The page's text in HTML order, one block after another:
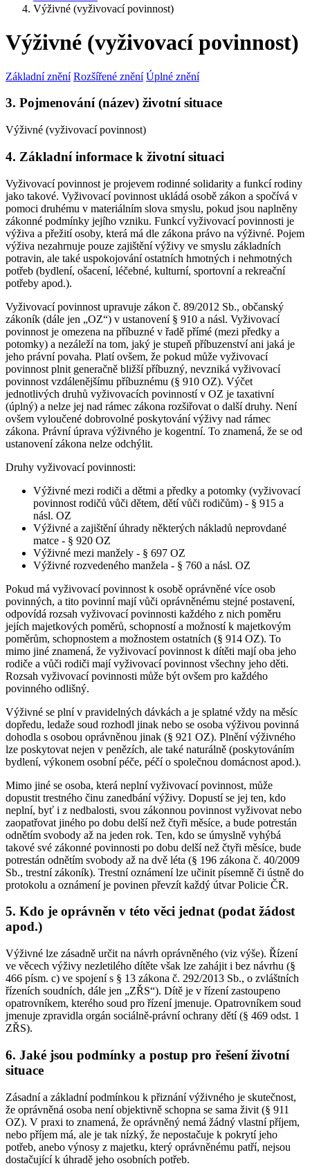
Výživné (vyživovací povinnost)
Výživné (vyživovací povinnost)
Základní znění Rozšířené znění Úplné znění
3. Pojmenování (název) životní situace
Výživné (vyživovací povinnost)
4. Základní informace k životní situaci
Vyživovací povinnost je projevem rodinné solidarity a funkcí rodiny
jako takové. Vyživovací povinnost ukládá osobě zákon a spočívá v
pomoci druhému v materiálním slova smyslu, pokud jsou naplněny
zákonné podmínky jejího vzniku. Funkcí vyživovací povinnosti je
výživa a přežití osoby, která má dle zákona právo na výživné. Pojem
výživa nezahrnuje pouze zajištění výživy ve smyslu základních
potravin, ale také uspokojování ostatních hmotných i nehmotných
potřeb (bydlení, ošacení, léčebné, kulturní, sportovní a rekreační
potřeby apod.).
Vyživovací povinnost upravuje zákon č. 89/2012 Sb., občanský
zákoník (dále jen „OZ“) v ustanovení § 910 a násl. Vyživovací
povinnost je omezena na příbuzné v řadě přímé (mezi předky a
potomky) a nezáleží na tom, jaký je stupeň příbuzenství ani jaká je
jeho právní povaha. Platí ovšem, že pokud může vyživovací
povinnost plnit generačně bližší příbuzný, nevzniká vyživovací
povinnost vzdálenějšímu příbuznému (§ 910 OZ). Výčet
jednotlivých druhů vyživovacích povinností v OZ je taxativní
(úplný) a nelze jej nad rámec zákona rozšiřovat o další druhy. Není
ovšem vyloučené dobrovolné poskytování výživy nad rámec
zákona. Právní úprava výživného je kogentní. To znamená, že se od
ustanovení zákona nelze odchýlit.
Druhy vyživovací povinnosti:
Výživné mezi rodiči a dětmi a předky a potomky (vyživovací
povinnost rodičů vůči dětem, dětí vůči rodičům) - § 915 a
násl. OZ
Výživné a zajištění úhrady některých nákladů neprovdané
matce - § 920 OZ
Výživné mezi manžely - § 697 OZ
Výživné rozvedeného manžela - § 760 a násl. OZ
Pokud má vyživovací povinnost k osobě oprávněné více osob
povinných, a tito povinní mají vůči oprávněnému stejné postavení,
odpovídá rozsah vyživovací povinnosti každého z nich poměru
jejích majetkových poměrů, schopností a možností k majetkovým
poměrům, schopnostem a možnostem ostatních (§ 914 OZ). To
mimo jiné znamená, že vyživovací povinnost k dítěti mají oba jeho
rodiče a vůči rodiči mají vyživovací povinnost všechny jeho děti.
Rozsah vyživovací povinnosti může být ovšem pro každého
povinného odlišný.
Výživné se plní v pravidelných dávkách a je splatné vždy na měsíc
dopředu, ledaže soud rozhodl jinak nebo se osoba výživou povinná
dohodla s osobou oprávněnou jinak (§ 921 OZ). Plnění výživného
lze poskytovat nejen v penězích, ale také naturálně (poskytováním
bydlení, výkonem osobní péče, péčí o společnou domácnost apod.).
Mimo jiné se osoba, která neplní vyživovací povinnost, může
dopustit trestného činu zanedbání výživy. Dopustí se jej ten, kdo
neplní, byť i z nedbalosti, svou zákonnou povinnost vyživovat nebo
zaopatřovat jiného po dobu delší než čtyři měsíce, a bude potrestán
odnětím svobody až na jeden rok. Ten, kdo se úmyslně vyhýbá
takové své zákonné povinnosti po dobu delší než čtyři měsíce, bude
potrestán odnětím svobody až na dvě léta (§ 196 zákona č. 40/2009
Sb., trestní zákoník). Trestní oznámení lze učinit písemně či ústně do
protokolu a oznámení je povinen převzít každý útvar Policie ČR.
5. Kdo je oprávněn v této věci jednat (podat žádost
apod.)
Výživné lze zásadně určit na návrh oprávněného (viz výše). Řízení
ve věcech výživy nezletilého dítěte však lze zahájit i bez návrhu (§
466 písm. c) ve spojení s § 13 zákona č. 292/2013 Sb., o zvláštních
řízeních soudních, dále jen „ZŘS“). Dítě je v řízení zastoupeno
opatrovníkem, kterého soud pro řízení jmenuje. Opatrovníkem soud
jmenuje zpravidla orgán sociálně-právní ochrany dětí (§ 469 odst. 1
ZŘS).
6. Jaké jsou podmínky a postup pro řešení životní
situace
Zásadní a základní podmínkou k přiznání výživného je skutečnost,
že oprávněná osoba není objektivně schopna se sama živit (§ 911
OZ). V praxi to znamená, že oprávněný nemá žádný vlastní příjem,
nebo příjem má, ale je tak nízký, že nepostačuje k pokrytí jeho
potřeb, anebo výnosy z majetku, který oprávněnému patří, nejsou
dostačující k úhradě jeho osobních potřeb.